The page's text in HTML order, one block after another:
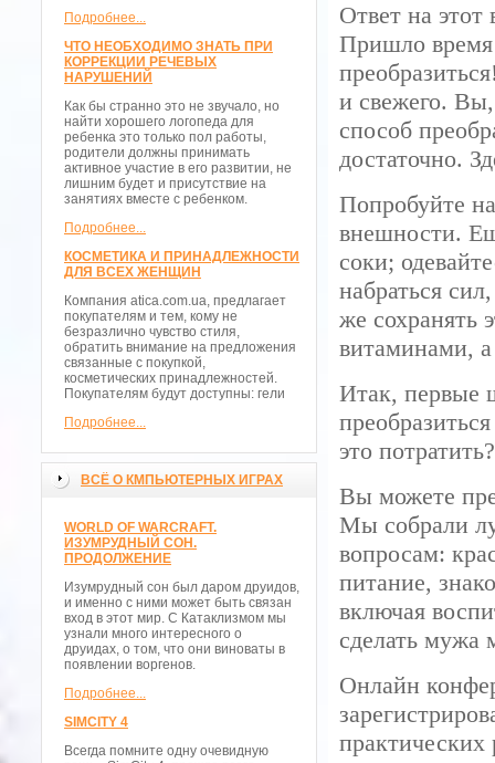
Подробнее...
ЧТО НЕОБХОДИМО ЗНАТЬ ПРИ
КОРРЕКЦИИ РЕЧЕВЫХ
НАРУШЕНИЙ
Как бы странно это не звучало, но
найти хорошего логопеда для
ребенка это только пол работы,
родители должны принимать
активное участие в его развитии, не
лишним будет и присутствие на
занятиях вместе с ребенком.
Подробнее...
КОСМЕТИКА И ПРИНАДЛЕЖНОСТИ
ДЛЯ ВСЕХ ЖЕНЩИН
Компания atica.com.ua, предлагает
покупателям и тем, кому не
безразлично чувство стиля,
обратить внимание на предложения
связанные с покупкой,
косметических принадлежностей.
Покупателям будут доступны: гели
Подробнее...
ВСЁ О КМПЬЮТЕРНЫХ ИГРАХ
WORLD OF WARCRAFT.
ИЗУМРУДНЫЙ СОН.
ПРОДОЛЖЕНИЕ
Изумрудный сон был даром друидов,
и именно с ними может быть связан
вход в этот мир. С Катаклизмом мы
узнали много интересного о
друидах, о том, что они виноваты в
появлении воргенов.
Подробнее...
SIMCITY 4
Всегда помните одну очевидную
Ответ на
Пришло время
и свежего.
способ
достаточно.
Попробуйте
внешности.
соки;
набраться
же сохранять
витаминами,
Итак, первые
это потратить?
Вы можете
Мы собрали
вопросам:
питание,
включая
сделать мужа
Онлайн
практических